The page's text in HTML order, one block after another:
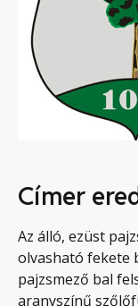
Címer
Az álló, ezüst
olvasható fekete
pajzsmező bal
aranyszínű